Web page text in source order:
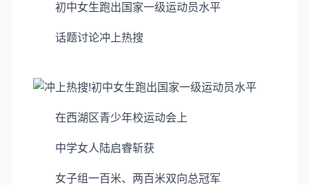
初中女生跑出国家一级运动员水平
话题讨论冲上热搜
在西湖区青少年校运动会上
中学女人陆启睿斩获
女子组一百米、两百米双向总冠军